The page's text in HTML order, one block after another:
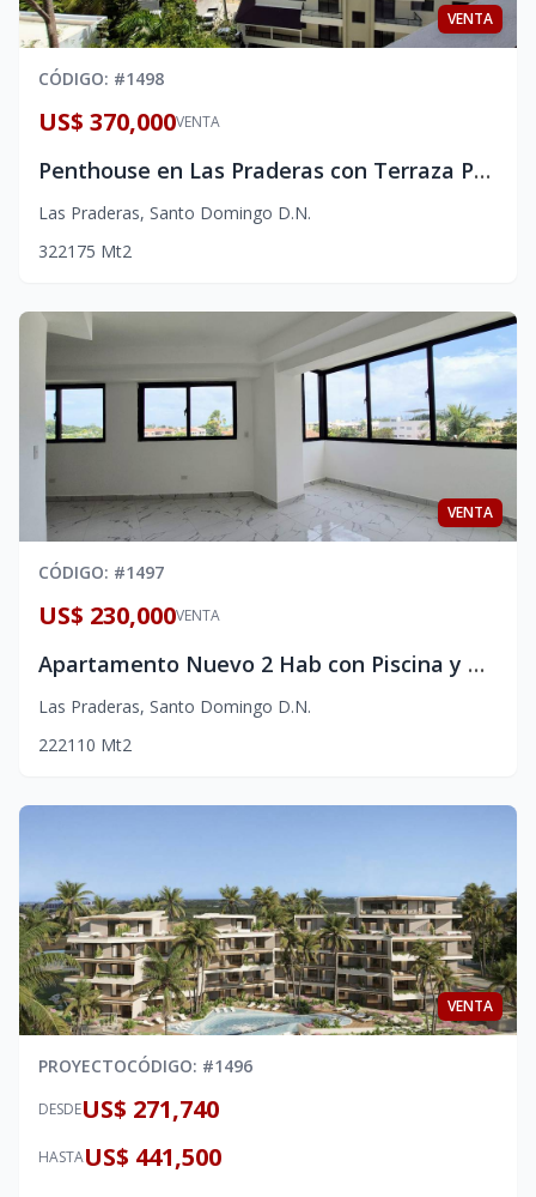
VENTA
CÓDIGO: #1498
VENTA
US$ 370,000
Penthouse en Las Praderas con Terraza Privada | Santo Domingo
Las Praderas, Santo Domingo D.N.
322175 Mt2
VENTA
CÓDIGO: #1497
VENTA
US$ 230,000
Apartamento Nuevo 2 Hab con Piscina y Gimnasio | Vista Despejada | Las Praderas, DN
Las Praderas, Santo Domingo D.N.
222110 Mt2
VENTA
PROYECTOCÓDIGO: #1496
DESDEUS$ 271,740
HASTAUS$ 441,500